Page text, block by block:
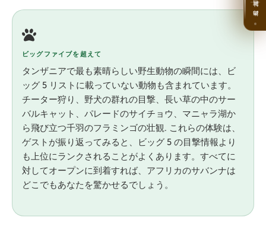
ビッグファイブを超えて
タンザニアで最も素晴らしい野生動物の瞬間には、ビ
ッグ 5 リストに載っていない動物も含まれています。
チーター狩り、野犬の群れの目撃、長い草の中のサー
バルキャット、パレードのサイチョウ、マニャラ湖か
ら飛び立つ千羽のフラミンゴの壮観. これらの体験は、
ゲストが振り返ってみると、ビッグ 5 の目撃情報より
も上位にランクされることがよくあります。すべてに
対してオープンに到着すれば、アフリカのサバンナは
どこでもあなたを驚かせるでしょう。
旅の計画